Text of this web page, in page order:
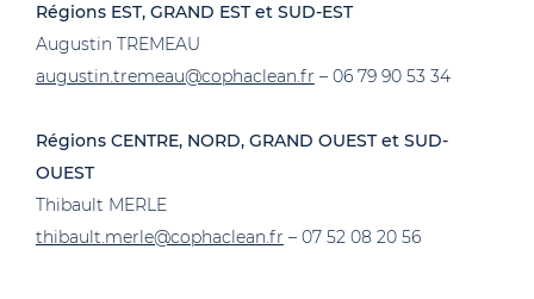
Régions EST, GRAND EST et SUD-EST
Augustin TREMEAU
augustin.tremeau@cophaclean.fr – 06 79 90 53 34
Régions CENTRE, NORD, GRAND OUEST et SUD-
OUEST
Thibault MERLE
thibault.merle@cophaclean.fr – 07 52 08 20 56